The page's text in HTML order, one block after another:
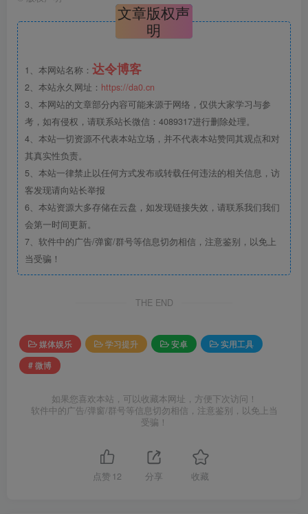
文章版权声
明
1、本网站名称： 达令博客
2、本站永久网址： https://da0.cn
3、本网站的文章部分内容可能来源于网络，仅供大家学习与参
考，如有侵权，请联系站长微信：4089317进行删除处理。
4、本站一切资源不代表本站立场，并不代表本站赞同其观点和对
其真实性负责。
5、本站一律禁止以任何方式发布或转载任何违法的相关信息，访
客发现请向站长举报
6、本站资源大多存储在云盘，如发现链接失效，请联系我们我们
会第一时间更新。
7、软件中的广告/弹窗/群号等信息切勿相信，注意鉴别，以免上
当受骗！
THE END
媒体娱乐 学习提升 安卓
实用工具
# 微博
如果您喜欢本站，可以收藏本网址，方便下次访问！
软件中的广告/弹窗/群号等信息切勿相信，注意鉴别，以免上当
受骗！
点赞 12 分享 收藏